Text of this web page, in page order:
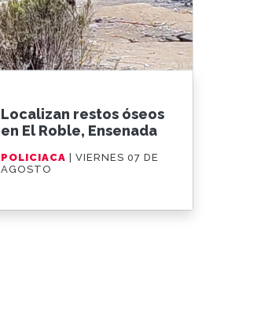
Localizan restos óseos
en El Roble, Ensenada
POLICIACA
| VIERNES 07 DE
AGOSTO